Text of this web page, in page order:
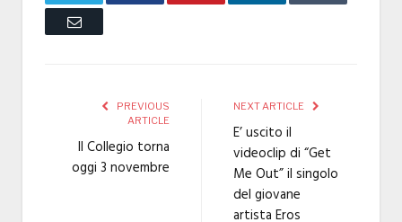
Email
PREVIOUS
ARTICLE
Il Collegio torna
oggi 3 novembre
NEXT ARTICLE
E’ uscito il
videoclip di “Get
Me Out” il singolo
del giovane
artista Eros